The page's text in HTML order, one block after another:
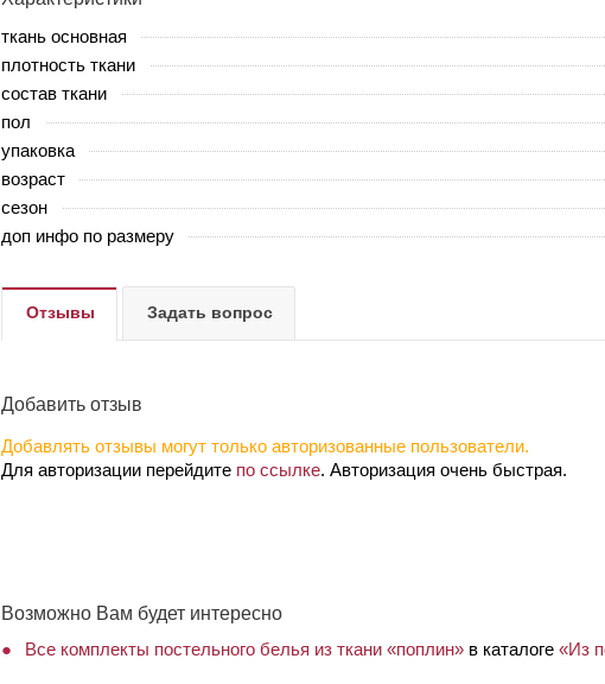
ткань основная
плотность ткани
состав ткани
пол
упаковка
возраст
сезон
доп инфо по размеру
Отзывы Задать вопрос
Добавить отзыв
Добавлять отзывы могут только авторизованные пользователи.
Для авторизации перейдите по ссылке. Авторизация очень быстрая.
Возможно Вам будет интересно
Все комплекты постельного белья из ткани «поплин» в каталоге «Из